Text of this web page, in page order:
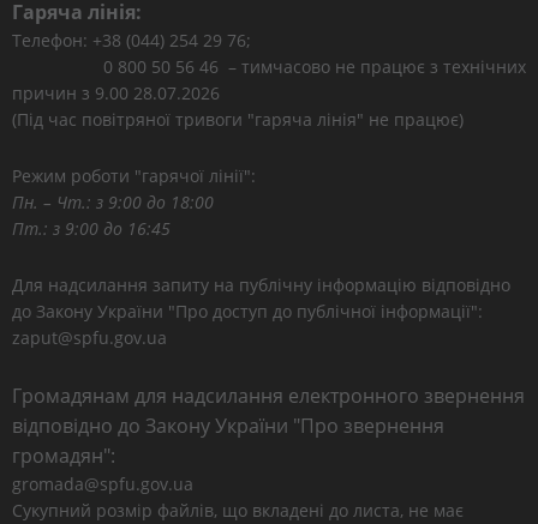
Гаряча лінія:
Телефон: +38 (044) 254 29 76;
0 800 50 56 46 – тимчасово не працює з технічних
причин з 9.00 28.07.2026
(Під час повітряної тривоги "гаряча лінія" не працює)
Режим роботи "гарячої лінії":
Пн. – Чт.: з 9:00 до 18:00
Пт.: з 9:00 до 16:45
Для надсилання запиту на публічну інформацію відповідно
до Закону України "Про доступ до публічної інформації":
zaput@spfu.gov.ua
Громадянам для надсилання електронного звернення
відповідно до Закону України "Про звернення
громадян":
gromada@spfu.gov.ua
Сукупний розмір файлів, що вкладені до листа, не має